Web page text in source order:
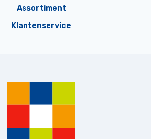
Assortiment
Klantenservice